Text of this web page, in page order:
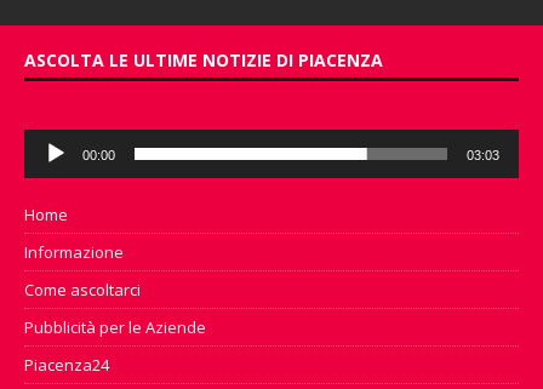
ASCOLTA LE ULTIME NOTIZIE DI PIACENZA
Audio
Player
00:00 03:03
Home
Informazione
Come ascoltarci
Pubblicità per le Aziende
Piacenza24